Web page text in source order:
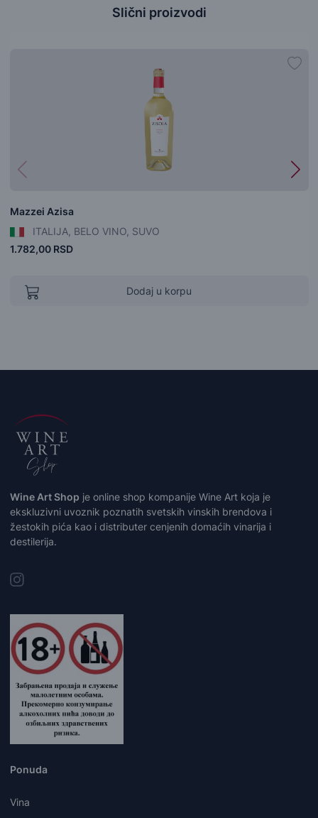
Slični proizvodi
Mazzei Azisa
ITALIJA, BELO VINO, SUVO
1.782,00 RSD
Dodaj u korpu
Wine Art Shop je online shop kompanije Wine Art koja je
ekskluzivni uvoznik poznatih svetskih vinskih brendova i
žestokih pića kao i distributer cenjenih domaćih vinarija i
destilerija.
Ponuda
Vina